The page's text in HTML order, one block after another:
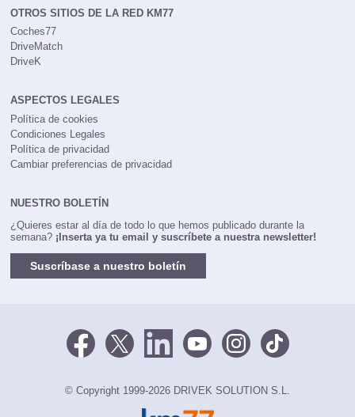
OTROS SITIOS DE LA RED KM77
Coches77
DriveMatch
DriveK
ASPECTOS LEGALES
Política de cookies
Condiciones Legales
Política de privacidad
Cambiar preferencias de privacidad
NUESTRO BOLETÍN
¿Quieres estar al día de todo lo que hemos publicado durante la
semana? ¡Inserta ya tu email y suscríbete a nuestra newsletter!
Suscríbase a nuestro boletín
© Copyright 1999-2026 DRIVEK SOLUTION S.L.